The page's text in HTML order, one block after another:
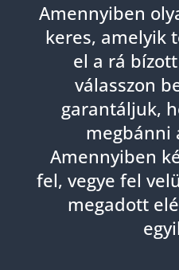
Amennyiben
keres, amelyik
el a rá
válasszon
garantáljuk,
megbánni
Amennyiben
fel, vegye fel
megadott